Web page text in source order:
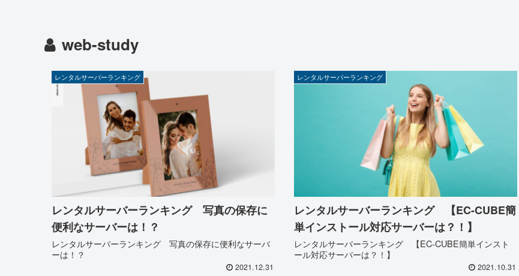
web-study
レンタルサーバーランキング
レンタルサーバーランキング 写真の保存に
便利なサーバーは！？
レンタルサーバーランキング 写真の保存に便利なサーバ
ーは！？
2021.12.31
レンタルサーバーランキング
レンタルサーバーランキング 【EC-CUBE簡
単インストール対応サーバーは？！】
レンタルサーバーランキング 【EC-CUBE簡単インスト
ール対応サーバーは？！】
2021.10.31